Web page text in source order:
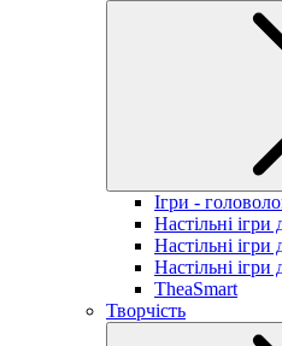
Ігри -
Настільні ігри
Настільні ігри
Настільні ігри
TheaSmart
Творчість